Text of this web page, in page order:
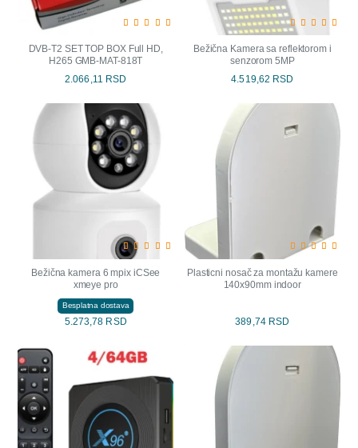
DVB-T2 SET TOP BOX Full HD,
H265 GMB-MAT-818T
2.066,11 RSD
Bežična Kamera sa reflektorom i
senzorom 5MP
4.519,62 RSD
Bežična kamera 6 mpix iCSee
xmeye pro
Besplatna dostava
5.273,78 RSD
Plasticni nosač za montažu kamere
140x90mm indoor
389,74 RSD